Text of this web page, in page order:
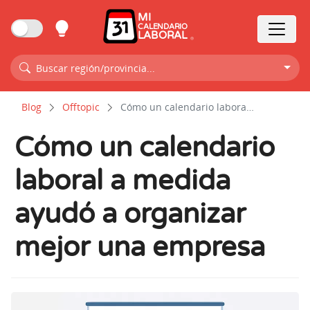
MI
CALENDARIO
LABORAL
Buscar región/provincia...
Blog Offtopic Cómo un calendario laboral a medida ayudó a organizar mejor una empresa
Cómo un calendario
laboral a medida
ayudó a organizar
mejor una empresa